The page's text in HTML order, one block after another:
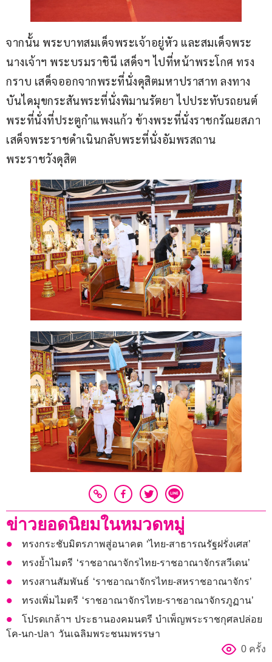
จากนั้น พระบาทสมเด็จพระเจ้าอยู่หัว และสมเด็จพระ
นางเจ้าฯ พระบรมราชินี เสด็จฯ ไปที่หน้าพระโกศ ทรง
กราบ เสด็จออกจากพระที่นั่งดุสิตมหาปราสาท ลงทาง
บันไดมุขกระสันพระที่นั่งพิมานรัตยา ไปประทับรถยนต์
พระที่นั่งที่ประตูกำแพงแก้ว ข้างพระที่นั่งราชกรัณยสภา
เสด็จพระราชดำเนินกลับพระที่นั่งอัมพรสถาน
พระราชวังดุสิต
ข่าวยอดนิยมในหมวดหมู่
ทรงกระชับมิตรภาพสู่อนาคต ‘ไทย-สาธารณรัฐฝรั่งเศส’
ทรงย้ำไมตรี ‘ราชอาณาจักรไทย-ราชอาณาจักรสวีเดน’
ทรงสานสัมพันธ์ ‘ราชอาณาจักรไทย-สหราชอาณาจักร’
ทรงเพิ่มไมตรี ‘ราชอาณาจักรไทย-ราชอาณาจักรภูฏาน’
โปรดเกล้าฯ ประธานองคมนตรี บำเพ็ญพระราชกุศลปล่อย
โค-นก-ปลา วันเฉลิมพระชนมพรรษา
0 ครั้ง